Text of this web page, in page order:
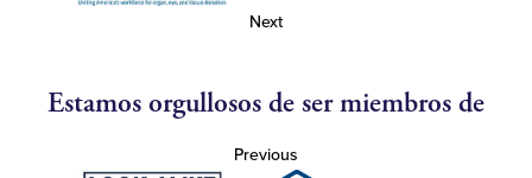
Next
Estamos orgullosos de ser miembros de
Previous